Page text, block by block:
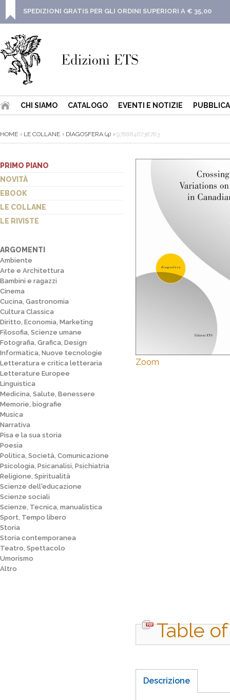
SPEDIZIONI GRATIS PER GLI ORDINI SUPERIORI A € 35,00
CHI SIAMO CATALOGO EVENTI E NOTIZIE
HOME LE COLLANE DIAGOSFERA (4) 9788846738783
PRIMO PIANO
NOVITÀ
EBOOK
LE COLLANE
LE RIVISTE
ARGOMENTI
Ambiente
Arte e Architettura
Bambini e ragazzi
Cinema
Cucina, Gastronomia
Cultura Classica
Diritto, Economia, Marketing
Filosofia, Scienze umane
Fotografia, Grafica, Design
Informatica, Nuove tecnologie
Letteratura e critica letteraria
Letterature Europee
Linguistica
Medicina, Salute, Benessere
Memorie, biografie
Musica
Narrativa
Pisa e la sua storia
Poesia
Politica, Società, Comunicazione
Psicologia, Psicanalisi, Psichiatria
Religione, Spiritualità
Scienze dell'educazione
Scienze sociali
Scienze, Tecnica, manualistica
Sport, Tempo libero
Storia
Storia contemporanea
Teatro, Spettacolo
Umorismo
Altro
Zoom
Table
Descrizione